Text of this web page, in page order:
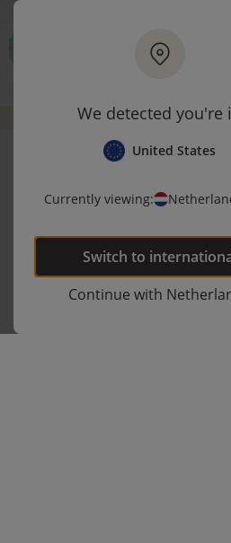
We detected you're
United States
Currently viewing:
Switch to
Continue with
Ga naar hoofdinhoudOp werkdagen besteld,
Let op: vertraging bij PostNL.
Bezoek onze
DE LAATSTE ITEMS UIT VORIGE